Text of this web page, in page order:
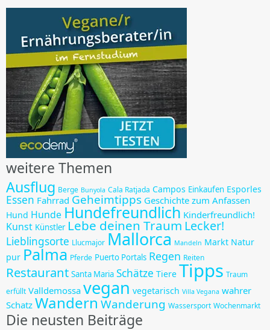
weitere Themen
Ausflug Berge Bunyola Cala Ratjada Campos Einkaufen Esporles
Essen Fahrrad Geheimtipps Geschichte zum Anfassen
Hund Hunde Hundefreundlich Kinderfreundlich!
Kunst Künstler Lebe deinen Traum Lecker!
Lieblingsorte Llucmajor Mallorca Mandeln Markt Natur
pur Palma Pferde Puerto Portals Regen Reiten
Restaurant Santa Maria Schätze Tiere Tipps Traum
erfüllt Valldemossa vegan vegetarisch Villa Vegana wahrer
Schatz Wandern Wanderung Wassersport Wochenmarkt
Die neusten Beiträge